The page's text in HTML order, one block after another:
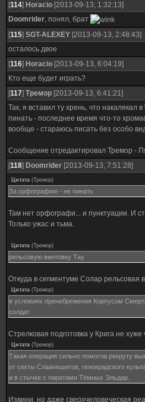
[114] Horacio [2013-09-13, 1:32:13]
Doomrider, понял, брат
[115] SGT-ALEXEY [2013-09-13, 2:48:43]
осталось двое
[116] Horacio [2013-09-13, 6:04:19]
Кто еще будет играть?
[117] Тремор [2013-09-13, 6:41:21]
Так, я вставил ту хрень, что
пинать - последнее время что-то
вообще - стараюсь писать без особо
Сообщение отредактировал Тремор -
[118] Doomrider [2013-09-13, 7:51:28]
Цитата (Тремор)
За орфографию - не пинать
Там нет орфографи... и пунктуации. И
Только ужас и тьма.
Цитата (Тремор)
рельсовую винтовку Тау
Откуда в сегментуме Солар рельсовая
Цитата (Тремор)
в условиях пренебрежения Корпусом
солдат
Стрелковая подготовка у Крига не хуже
Цитата (Тремор)
Такая операция сильно помогла рекруту
от секты Слаанешитов, генокрадского
и в стычке с пиратами Тёмных Эльдар.
Извини, но даже сверхчеловеческая